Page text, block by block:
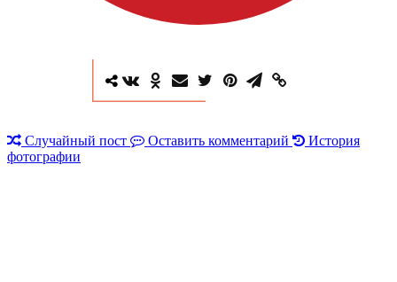
Случайный пост Оставить комментарий
История
фотографии